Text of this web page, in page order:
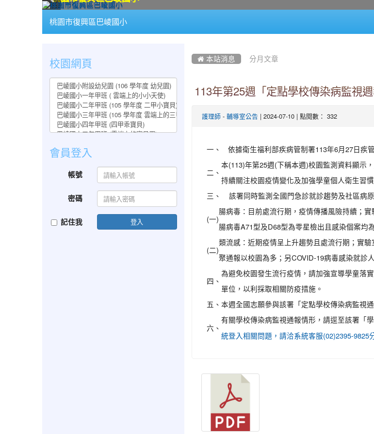
桃園市復興區巴崚國小
 本站消息 分月文章
113年第25週「定點學校傳染病監視週
護理師- 輔導室公告 | 2024-07-10 | 點閱數： 332
一、 依據衛生福利部疾病管制署113年6月27日疾
二、
本(113)年第25週(下稱本週)校園監測資料顯示
持續關注校園疫情變化及加強學童個人衛生習慣
三、
該署同時監測全國門急診就診趨勢及社區病
(一)
腸病毒：目前處流行期，疫情傳播風險持續；
腸病毒A71型及D68型為零星檢出且感染個案均
(二)
類流感：近期疫情呈上升趨勢且處流行期；實
聚通報以校園為多；另COVID-19病毒感染就診
四、
為避免校園發生流行疫情，請加強宣導學童落
單位，以利採取相關防疫措施。
五、 本週全國志願參與該署「定點學校傳染病監視
六、
有關學校傳染病監視通報情形，請逕至該署「
統登入相關問題，請洽系統客服(02)2395-9825
校園網頁
會員登入
帳號
密碼
記住我 登入